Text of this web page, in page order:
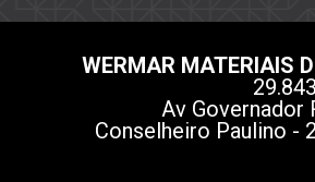
WERMAR MATERIAIS
Av Governador
Conselheiro Paulino -